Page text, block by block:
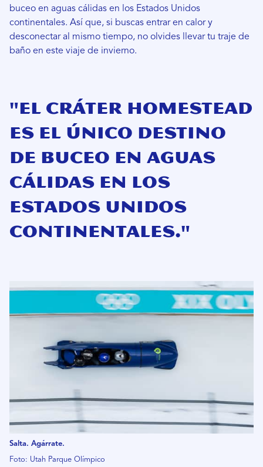
buceo en aguas cálidas en los Estados Unidos
continentales. Así que, si buscas entrar en calor y
desconectar al mismo tiempo, no olvides llevar tu traje de
baño en este viaje de invierno.
"El cráter Homestead
es el único destino
de buceo en aguas
cálidas en los
Estados Unidos
continentales."
Salta. Agárrate.
Foto: Utah Parque Olímpico